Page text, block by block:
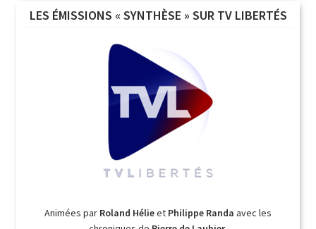
LES ÉMISSIONS « SYNTHÈSE » SUR TV LIBERTÉS
Animées par Roland Hélieet Philippe Randa avec les